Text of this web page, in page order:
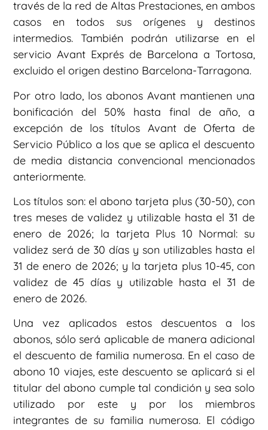
través de la red de Altas Prestaciones, en ambos
casos en todos sus orígenes y destinos
intermedios. También podrán utilizarse en el
servicio Avant Exprés de Barcelona a Tortosa,
excluido el origen destino Barcelona-Tarragona.
Por otro lado, los abonos Avant mantienen una
bonificación del 50% hasta final de año, a
excepción de los títulos Avant de Oferta de
Servicio Público a los que se aplica el descuento
de media distancia convencional mencionados
anteriormente.
Los títulos son: el abono tarjeta plus (30-50), con
tres meses de validez y utilizable hasta el 31 de
enero de 2026; la tarjeta Plus 10 Normal: su
validez será de 30 días y son utilizables hasta el
31 de enero de 2026; y la tarjeta plus 10-45, con
validez de 45 días y utilizable hasta el 31 de
enero de 2026.
Una vez aplicados estos descuentos a los
abonos, sólo será aplicable de manera adicional
el descuento de familia numerosa. En el caso de
abono 10 viajes, este descuento se aplicará si el
titular del abono cumple tal condición y sea solo
utilizado por este y por los miembros
integrantes de su familia numerosa. El código